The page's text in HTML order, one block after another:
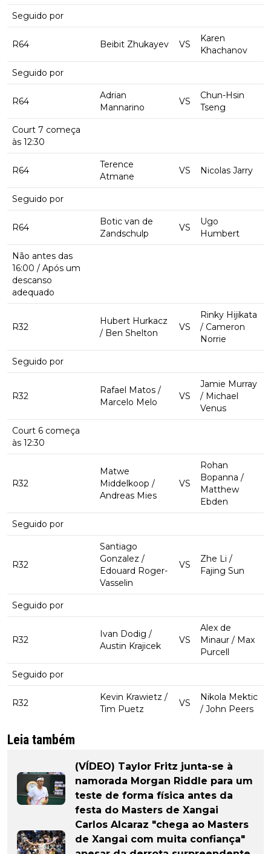
Seguido por
R64 Beibit Zhukayev VS
Karen
Khachanov
Seguido por
R64
Adrian
Mannarino
VS
Chun-Hsin
Tseng
Court 7 começa
às 12:30
R64
Terence
Atmane
VS Nicolas Jarry
Seguido por
R64
Botic van de
Zandschulp
VS
Ugo
Humbert
Não antes das
16:00 / Após um
descanso
adequado
R32
Hubert Hurkacz
/ Ben Shelton
VS
Rinky Hijikata
/ Cameron
Norrie
Seguido por
R32
Rafael Matos /
Marcelo Melo
VS
Jamie Murray
/ Michael
Venus
Court 6 começa
às 12:30
R32
Matwe
Middelkoop /
Andreas Mies
VS
Rohan
Bopanna /
Matthew
Ebden
Seguido por
R32
Santiago
Gonzalez /
Edouard Roger-
Vasselin
VS
Zhe Li /
Fajing Sun
Seguido por
R32
Ivan Dodig /
Austin Krajicek
VS
Alex de
Minaur / Max
Purcell
Seguido por
R32
Kevin Krawietz /
Tim Puetz
VS
Nikola Mektic
/ John Peers
Leia também
(VÍDEO) Taylor Fritz junta-se à
namorada Morgan Riddle para um
teste de forma física antes da
festa do Masters de Xangai
Carlos Alcaraz "chega ao Masters
de Xangai com muita confiança"